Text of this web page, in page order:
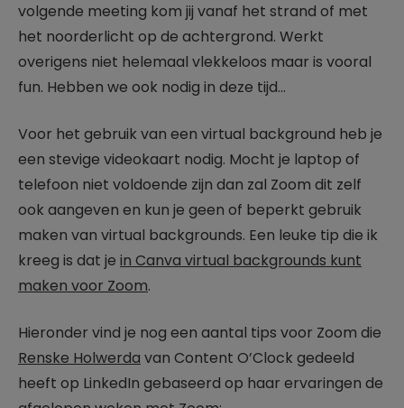
volgende meeting kom jij vanaf het strand of met
het noorderlicht op de achtergrond. Werkt
overigens niet helemaal vlekkeloos maar is vooral
fun. Hebben we ook nodig in deze tijd…
Voor het gebruik van een virtual background heb je
een stevige videokaart nodig. Mocht je laptop of
telefoon niet voldoende zijn dan zal Zoom dit zelf
ook aangeven en kun je geen of beperkt gebruik
maken van virtual backgrounds. Een leuke tip die ik
kreeg is dat je in Canva virtual backgrounds kunt
maken voor Zoom.
Hieronder vind je nog een aantal tips voor Zoom die
Renske Holwerda van Content O’Clock gedeeld
heeft op LinkedIn gebaseerd op haar ervaringen de